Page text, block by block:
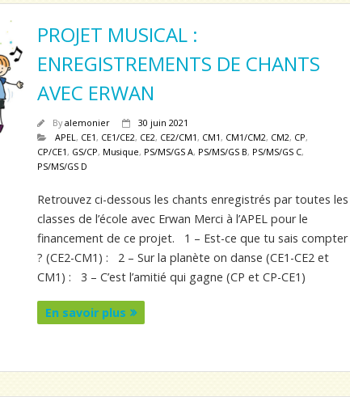
PROJET MUSICAL :
ENREGISTREMENTS DE CHANTS
AVEC ERWAN
Byalemonier
30 juin 2021
APEL, CE1, CE1/CE2, CE2, CE2/CM1, CM1, CM1/CM2, CM2, CP,
CP/CE1, GS/CP, Musique, PS/MS/GS A, PS/MS/GS B, PS/MS/GS C,
PS/MS/GS D
Retrouvez ci-dessous les chants enregistrés par toutes les
classes de l’école avec Erwan Merci à l’APEL pour le
financement de ce projet. 1 – Est-ce que tu sais compter
? (CE2-CM1) : 2 – Sur la planète on danse (CE1-CE2 et
CM1) : 3 – C’est l’amitié qui gagne (CP et CP-CE1)
En savoir plus